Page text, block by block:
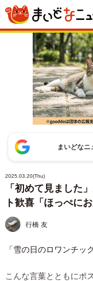
まいどな
2025.03.20(Thu)
「初めて見ました
ト歓喜「ほっぺに
行橋 友
「雪の日のロワンチッ
こんな言葉とともにポ